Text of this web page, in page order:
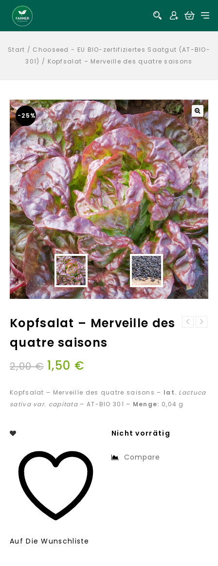
Start / Chooseed - EU BIO-zertifiziertes Saatgut (AT-BIO-
301) / Kopfsalat – Merveille des quatre saisons
🔍
-25%
Kopfsalat – Merveille des
quatre saisons
2,00€ 1,50 €
Kopfsalat – Merveille des quatre saisons – lat. Lactuca
sativa var. capitata – AT-BIO 301 – Menge: 0,04 g
Nicht vorrätig
Auf Die Wunschliste
Compare